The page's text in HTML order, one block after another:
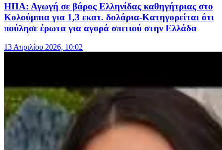
ΗΠΑ: Αγωγή σε βάρος Ελληνίδας καθηγήτριας στο
Κολούμπια για 1,3 εκατ. δολάρια-Κατηγορείται ότι
πούλησε έρωτα για αγορά σπιτιού στην Ελλάδα
13 Απριλίου 2026, 10:02